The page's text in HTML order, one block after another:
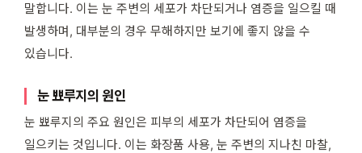
말합니다. 이는 눈 주변의 세포가 차단되거나 염증을 일으킬 때
발생하며, 대부분의 경우 무해하지만 보기에 좋지 않을 수
있습니다.
눈 뾰루지의 원인
눈 뾰루지의 주요 원인은 피부의 세포가 차단되어 염증을
일으키는 것입니다. 이는 화장품 사용, 눈 주변의 지나친 마찰,